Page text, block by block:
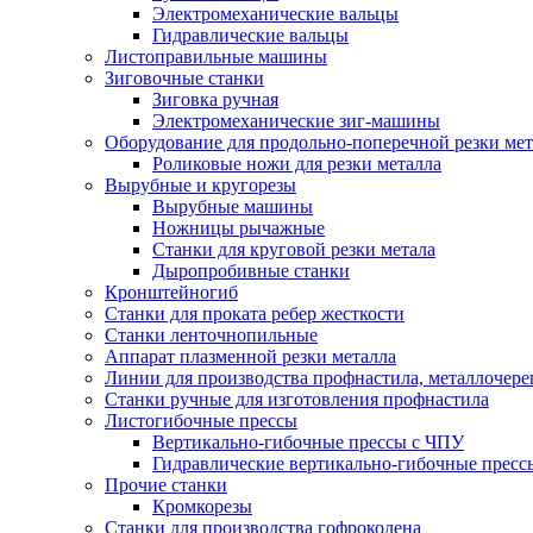
Электромеханические вальцы
Гидравлические вальцы
Листоправильные машины
Зиговочные станки
Зиговка ручная
Электромеханические зиг-машины
Оборудование для продольно-поперечной резки
Роликовые ножи для резки металла
Вырубные и кругорезы
Вырубные машины
Ножницы рычажные
Станки для круговой резки метала
Дыропробивные станки
Кронштейногиб
Станки для проката ребер жесткости
Станки ленточнопильные
Аппарат плазменной резки металла
Линии для производства профнастила,
Станки ручные для изготовления профнастила
Листогибочные прессы
Вертикально-гибочные прессы с ЧПУ
Гидравлические вертикально-гибочные
Прочие станки
Кромкорезы
Станки для производства гофроколена